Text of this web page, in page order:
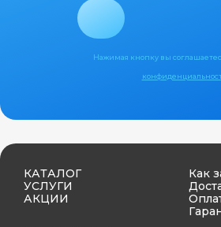
Нажимая кнопку вы
КАТАЛОГ
УСЛУГИ
АКЦИИ
Как